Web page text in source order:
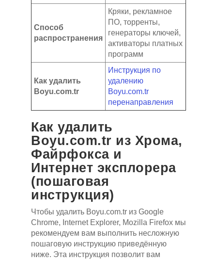
Способ
распространения
Кряки, рекламное
ПО, торренты,
генераторы ключей,
активаторы платных
программ
Как удалить
Boyu.com.tr
Инструкция по
удалению
Boyu.com.tr
перенаправления
Как удалить
Boyu.com.tr из Хрома,
Файрфокса и
Интернет эксплорера
(пошаговая
инструкция)
Чтобы удалить Boyu.com.tr из Google
Chrome, Internet Explorer, Mozilla Firefox мы
рекомендуем вам выполнить несложную
пошаговую инструкцию приведённую
ниже. Эта инструкция позволит вам